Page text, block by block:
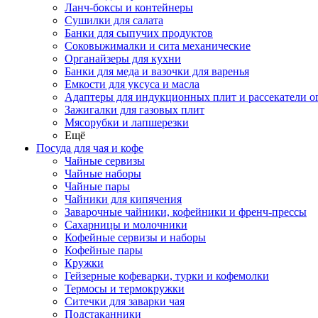
Ланч-боксы и контейнеры
Сушилки для салата
Банки для сыпучих продуктов
Соковыжималки и сита механические
Органайзеры для кухни
Банки для меда и вазочки для варенья
Емкости для уксуса и масла
Адаптеры для индукционных плит и рассекатели
Зажигалки для газовых плит
Мясорубки и лапшерезки
Ещё
Посуда для чая и кофе
Чайные сервизы
Чайные наборы
Чайные пары
Чайники для кипячения
Заварочные чайники, кофейники и френч-прессы
Сахарницы и молочники
Кофейные сервизы и наборы
Кофейные пары
Кружки
Гейзерные кофеварки, турки и кофемолки
Термосы и термокружки
Ситечки для заварки чая
Подстаканники